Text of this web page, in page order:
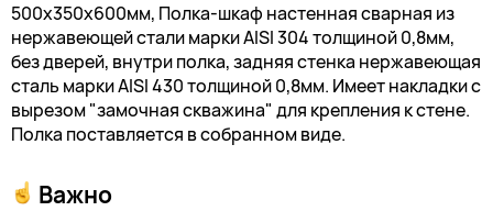
500х350х600мм, Полка-шкаф настенная сварная из
нержавеющей стали марки AISI 304 толщиной 0,8мм,
без дверей, внутри полка, задняя стенка нержавеющая
сталь марки AISI 430 толщиной 0,8мм. Имеет накладки с
вырезом "замочная скважина" для крепления к стене.
Полка поставляется в собранном виде.
Важно